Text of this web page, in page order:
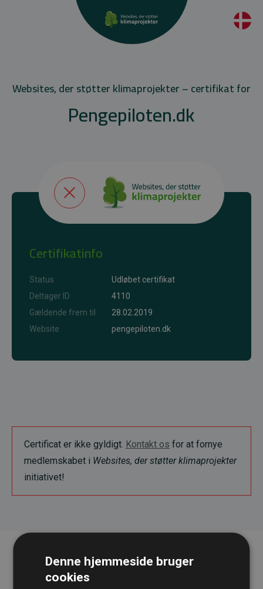
Websites, der støtter klimaprojekter – certifikat for
Pengepiloten.dk
Certifikatinfo
Status
Udløbet certifikat
Deltager ID
4110
Gældende frem til
28.02.2019
Website
pengepiloten.dk
Certificat er ikke gyldigt. Kontakt os for at fornye
medlemskabet i Websites, der støtter klimaprojekter
initiativet!
Denne hjemmeside bruger
cookies